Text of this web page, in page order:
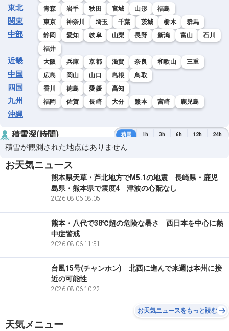
東北 青森 岩手 秋田 宮城 山形 福島
関東 東京 神奈川 埼玉 千葉 茨城 栃木 群馬
中部 静岡 愛知 岐阜 山梨 長野 新潟 富山
石川
福井
近畿 大阪 兵庫 京都 滋賀 奈良 和歌山 三重
中国 広島 岡山 山口 島根 鳥取
四国 香川 徳島 愛媛 高知
九州 福岡 佐賀 長崎 大分 熊本 宮崎 鹿児島
沖縄
積雪深(時間) 積雪 1h 3h 6h 12h 24h
積雪が観測された地点はありません
お天気ニュース
熊本県天草・芦北地方でM5.1の地震 長崎県・鹿児
島県・熊本県で震度4 津波の心配なし
2026.08.06 08:05
熊本・八代で38℃超の危険な暑さ 西日本を中心に熱
中症警戒
2026.08.06 11:51
台風15号(チャンホン) 北西に進んで来週は本州に接
近の可能性
2026.08.06 10:22
お天気ニュースをもっと読む
天気メニュー